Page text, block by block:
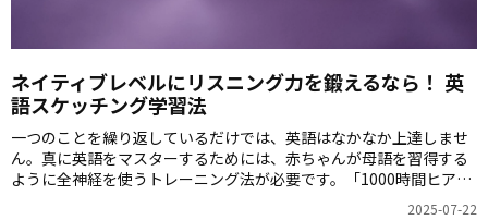
ネイティブレベルにリスニング力を鍛えるなら！ 英
語スケッチング学習法
一つのことを繰り返しているだけでは、英語はなかなか上達しませ
ん。真に英語をマスターするためには、赤ちゃんが母語を習得する
ように全神経を使うトレーニング法が必要です。「1000時間ヒアリ
ングマラソン」アプリのコーチ、松岡昇先生にお話を伺いました。
2025-07-22